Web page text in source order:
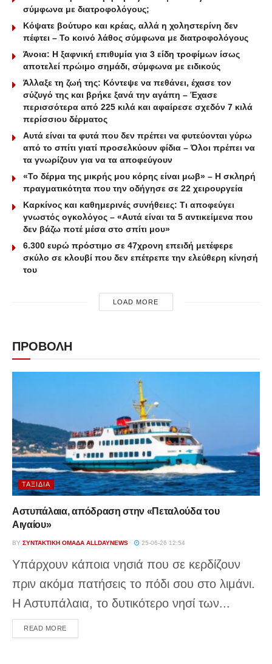
σύμφωνα με διατροφολόγους;
Κόψατε βούτυρο και κρέας, αλλά η χοληστερίνη δεν
πέφτει – Το κοινό λάθος σύμφωνα με διατροφολόγους
Άνοια: Η ξαφνική επιθυμία για 3 είδη τροφίμων ίσως
αποτελεί πρώιμο σημάδι, σύμφωνα με ειδικούς
Άλλαξε τη ζωή της: Κόντεψε να πεθάνει, έχασε τον
σύζυγό της και βρήκε ξανά την αγάπη – Έχασε
περισσότερα από 225 κιλά και αφαίρεσε σχεδόν 7 κιλά
περίσσιου δέρματος
Aυτά είναι τα φυτά που δεν πρέπει να φυτεύονται γύρω
από το σπίτι γιατί προσελκύουν φίδια – Όλοι πρέπει να
τα γνωρίζουν για να τα αποφεύγουν
«Το δέρμα της μικρής μου κόρης είναι μωβ» – Η σκληρή
πραγματικότητα που την οδήγησε σε 22 χειρουργεία
Καρκίνος και καθημερινές συνήθειες: Τι αποφεύγει
γνωστός ογκολόγος – «Αυτά είναι τα 5 αντικείμενα που
δεν βάζω ποτέ μέσα στο σπίτι μου»
6.300 ευρώ πρόστιμο σε 47χρονη επειδή μετέφερε
σκύλο σε κλουβί που δεν επέτρεπε την ελεύθερη κίνησή
του
LOAD MORE
ΠΡΟΒΟΛΗ
ΤΑΞΊΔΙΑ
Αστυπάλαια, απόδραση στην «Πεταλούδα του
Αιγαίου»
BY ΣΥΝΤΑΚΤΙΚΉ ΟΜΆΔΑ ALLDAYNEWS 25-06-26 12:54
Υπάρχουν κάποια νησιά που σε κερδίζουν
πριν ακόμα πατήσεις το πόδι σου στο λιμάνι.
Η Αστυπάλαια, το δυτικότερο νησί των...
READ MOREDETAILS